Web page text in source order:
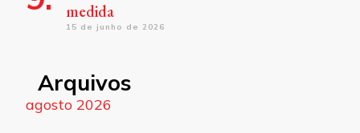
medida
15 de junho de 2026
Arquivos
agosto 2026